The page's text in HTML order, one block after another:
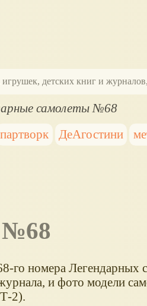
детских книг и
самолеты №68
партворк ДеАгостини
№68
го номера Легендарных
и фото модели
2).